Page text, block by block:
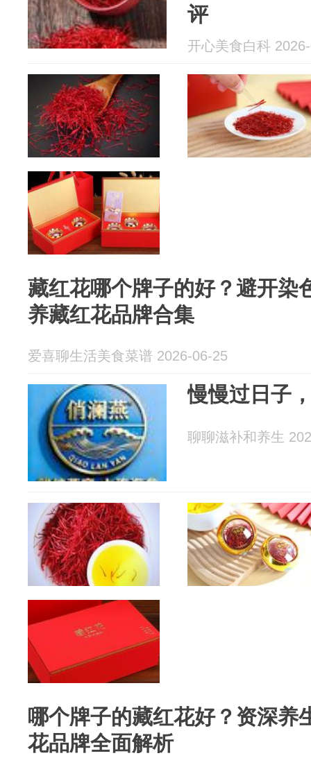
评
开心美食白科
藏红花哪个牌子的好？避开染
养藏红花品牌合集
爱喜聊生活美食菜谱 2026-06-25
慢慢过日子
聊聊滋补和养生
哪个牌子的藏红花好？资深养
花品牌全面解析